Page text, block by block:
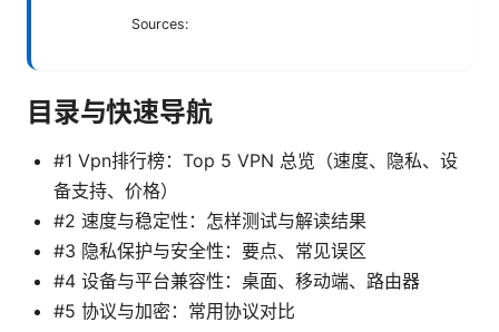
Sources:
目录与快速导航
#1 Vpn排行榜：Top 5 VPN 总览（速度、隐私、设
备支持、价格）
#2 速度与稳定性：怎样测试与解读结果
#3 隐私保护与安全性：要点、常见误区
#4 设备与平台兼容性：桌面、移动端、路由器
#5 协议与加密：常用协议对比